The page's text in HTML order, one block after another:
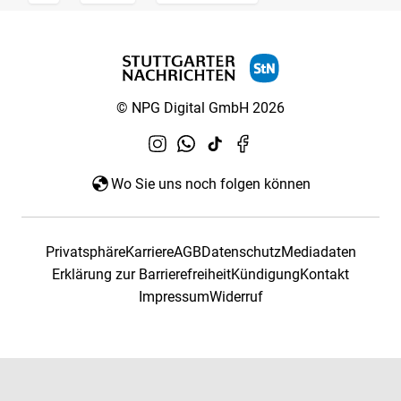
© NPG Digital GmbH 2026
Wo Sie uns noch folgen können
PrivatsphäreKarriereAGBDatenschutzMediadaten
Erklärung zur BarrierefreiheitKündigungKontakt
ImpressumWiderruf